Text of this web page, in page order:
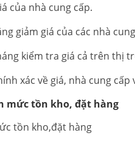
của nhà cung cấp.
giảm giá của các nhà
kiểm tra giá cả trên thị
xác về giá, nhà cung
mức tồn kho, đặt hàng
tồn kho,đặt hàng